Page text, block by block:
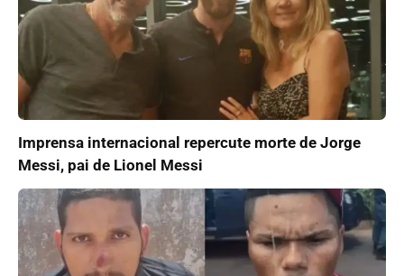
Imprensa internacional repercute morte de Jorge
Messi, pai de Lionel Messi